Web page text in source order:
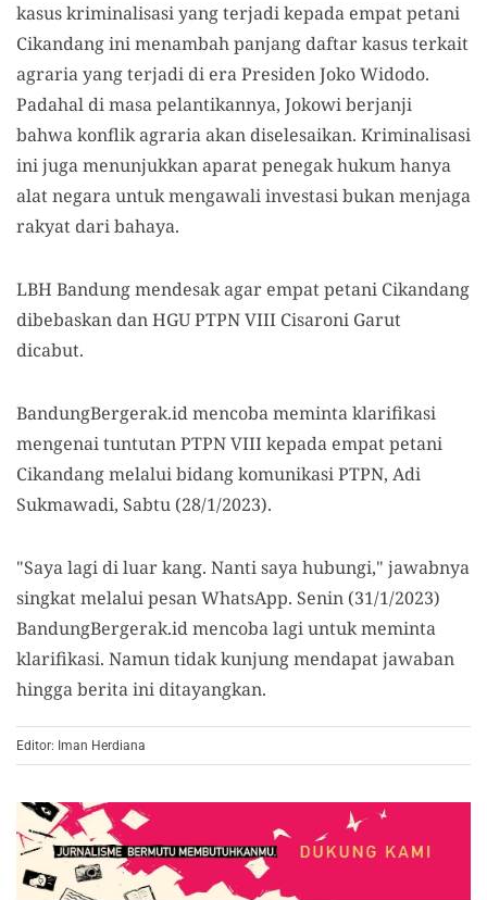
kasus kriminalisasi yang terjadi kepada empat petani
Cikandang ini menambah panjang daftar kasus terkait
agraria yang terjadi di era Presiden Joko Widodo.
Padahal di masa pelantikannya, Jokowi berjanji
bahwa konflik agraria akan diselesaikan. Kriminalisasi
ini juga menunjukkan aparat penegak hukum hanya
alat negara untuk mengawali investasi bukan menjaga
rakyat dari bahaya.
LBH Bandung mendesak agar empat petani Cikandang
dibebaskan dan HGU PTPN VIII Cisaroni Garut
dicabut.
BandungBergerak.id mencoba meminta klarifikasi
mengenai tuntutan PTPN VIII kepada empat petani
Cikandang melalui bidang komunikasi PTPN, Adi
Sukmawadi, Sabtu (28/1/2023).
"Saya lagi di luar kang. Nanti saya hubungi," jawabnya
singkat melalui pesan WhatsApp. Senin (31/1/2023)
BandungBergerak.id mencoba lagi untuk meminta
klarifikasi. Namun tidak kunjung mendapat jawaban
hingga berita ini ditayangkan.
Editor: Iman Herdiana